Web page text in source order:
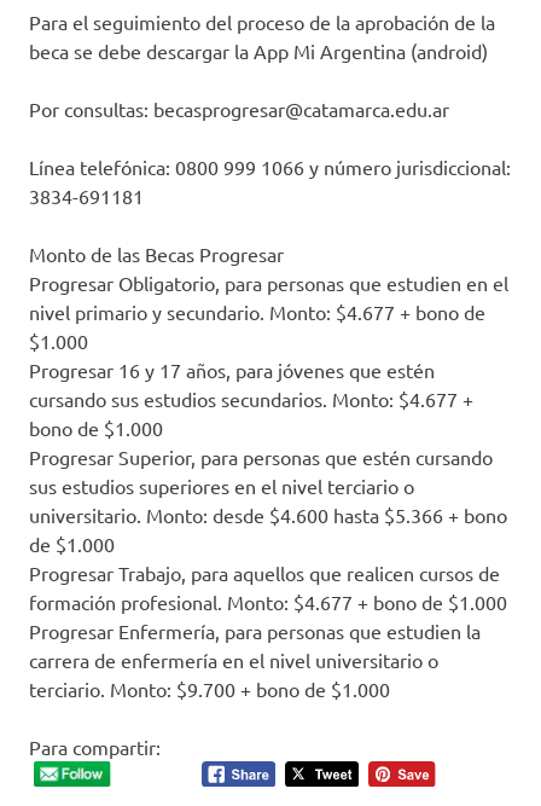
Para el seguimiento del proceso de la aprobación de la
beca se debe descargar la App Mi Argentina (android)
Por consultas: becasprogresar@catamarca.edu.ar
Línea telefónica: 0800 999 1066 y número jurisdiccional:
3834-691181
Monto de las Becas Progresar
Progresar Obligatorio, para personas que estudien en el
nivel primario y secundario. Monto: $4.677 + bono de
$1.000
Progresar 16 y 17 años, para jóvenes que estén
cursando sus estudios secundarios. Monto: $4.677 +
bono de $1.000
Progresar Superior, para personas que estén cursando
sus estudios superiores en el nivel terciario o
universitario. Monto: desde $4.600 hasta $5.366 + bono
de $1.000
Progresar Trabajo, para aquellos que realicen cursos de
formación profesional. Monto: $4.677 + bono de $1.000
Progresar Enfermería, para personas que estudien la
carrera de enfermería en el nivel universitario o
terciario. Monto: $9.700 + bono de $1.000
Para compartir: